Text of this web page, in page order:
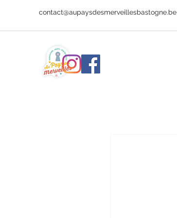
contact@aupaysdesmerveillesbastogne.be